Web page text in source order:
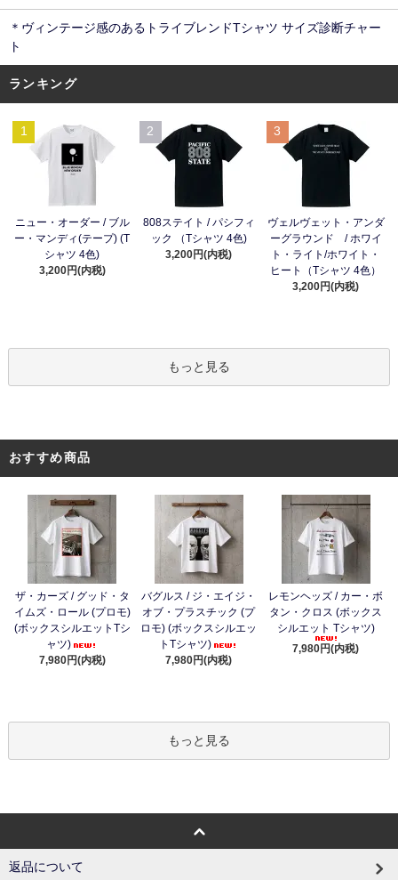
＊ヴィンテージ感のあるトライブレンドTシャツ サイズ診断チャー
ト
ランキング
1
ニュー・オーダー / ブル
ー・マンディ(テープ) (T
シャツ 4色)
3,200円(内税)
2
808ステイト / パシフィ
ック （Tシャツ 4色)
3,200円(内税)
3
ヴェルヴェット・アンダ
ーグラウンド / ホワイ
ト・ライト/ホワイト・
ヒート（Tシャツ 4色）
3,200円(内税)
もっと見る
おすすめ商品
ザ・カーズ / グッド・タ
イムズ・ロール (プロモ)
(ボックスシルエットTシ
ャツ)
7,980円(内税)
バグルス / ジ・エイジ・
オブ・プラスチック (プ
ロモ) (ボックスシルエッ
トTシャツ)
7,980円(内税)
レモンヘッズ / カー・ボ
タン・クロス (ボックス
シルエット Tシャツ)
7,980円(内税)
もっと見る
返品について